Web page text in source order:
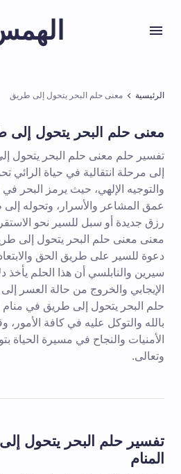
الرئيسية معنى حلم البحر يتحول إلى طريق
معنى حلم البحر يتحول إلى
تفسير حلم معنى حلم البحر يتحول
إلى مرحلة انتقالية في حياة الرائي
والتوجيه الإلهي، حيث يرمز البحر في
عمق المشاعر والأسرار، وتحوله
رزق جديدة أو سبل للسير نحو
معنى معنى حلم البحر يتحول إلى
دعوة للسير على طريق الحق
سيرين والنابلسي أن هذا الحلم يأخذ
الإيجابي والخروج من حالة العسر
حلم البحر يتحول إلى طريق في منام
بالله والتوكل عليه في كافة
الأمنيات والنجاح في مسيرة الحياة
وتعالى.
تفسير حلم البحر يتحول
المنام